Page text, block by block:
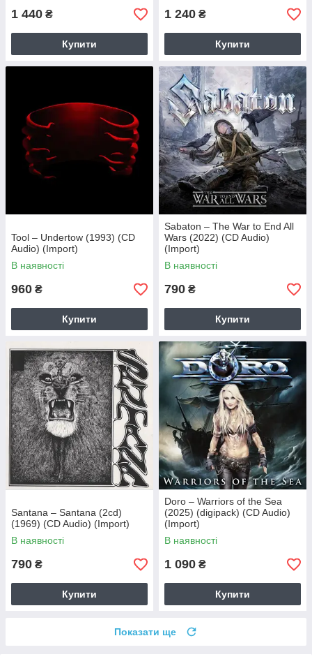
1 440 ₴
Купити
1 240 ₴
Купити
Tool – Undertow (1993) (CD
Audio) (Import)
В наявності
960 ₴
Купити
Sabaton – The War to End All
Wars (2022) (CD Audio)
(Import)
В наявності
790 ₴
Купити
Santana – Santana (2cd)
(1969) (CD Audio) (Import)
В наявності
790 ₴
Купити
Doro – Warriors of the Sea
(2025) (digipack) (CD Audio)
(Import)
В наявності
1 090 ₴
Купити
Показати ще